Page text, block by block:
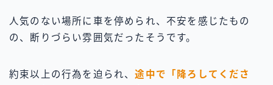
人気のない場所に車を停められ、不安を感じたもの
の、断りづらい雰囲気だったそうです。
約束以上の行為を迫られ、途中で「降ろしてくださ